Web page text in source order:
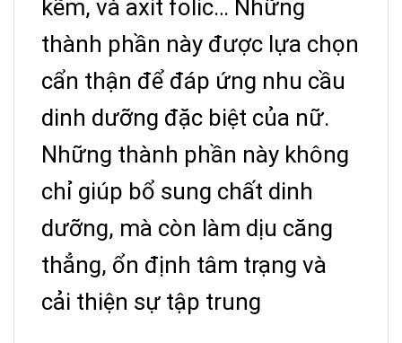
kẽm, và axit folic… Những
thành phần này được lựa chọn
cẩn thận để đáp ứng nhu cầu
dinh dưỡng đặc biệt của nữ.
Những thành phần này không
chỉ giúp bổ sung chất dinh
dưỡng, mà còn làm dịu căng
thẳng, ổn định tâm trạng và
cải thiện sự tập trung